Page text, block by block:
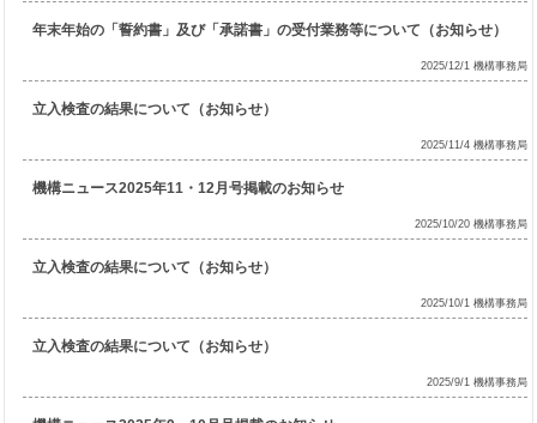
年末年始の「誓約書」及び「承諾書」の受付業務等について（お知らせ）
2025/12/1 機構事務局
立入検査の結果について（お知らせ）
2025/11/4 機構事務局
機構ニュース2025年11・12月号掲載のお知らせ
2025/10/20 機構事務局
立入検査の結果について（お知らせ）
2025/10/1 機構事務局
立入検査の結果について（お知らせ）
2025/9/1 機構事務局